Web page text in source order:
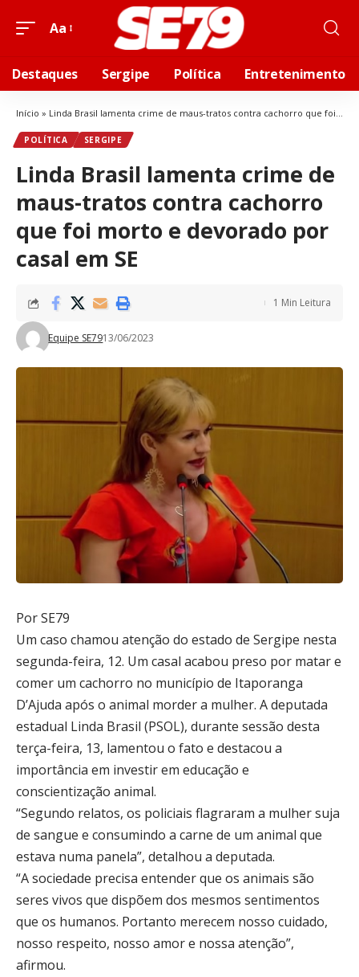
Aa
Destaques Sergipe Política Entretenimento
Início » Linda Brasil lamenta crime de maus-tratos contra cachorro que foi morto e devorado por casal em SE
POLÍTICA SERGIPE
Linda Brasil lamenta crime de
maus-tratos contra cachorro
que foi morto e devorado por
casal em SE
Equipe SE7913/06/2023
1 Min Leitura
Por SE79
Um caso chamou atenção do estado de Sergipe nesta
segunda-feira, 12. Um casal acabou preso por matar e
comer um cachorro no município de Itaporanga
D’Ajuda após o animal morder a mulher. A deputada
estadual Linda Brasil (PSOL), durante sessão desta
terça-feira, 13, lamentou o fato e destacou a
importância em investir em educação e
conscientização animal.
“Segundo relatos, os policiais flagraram a mulher suja
de sangue e consumindo a carne de um animal que
estava numa panela”, detalhou a deputada.
“A sociedade precisa entender que os animais são
seres vivos que dispõem dos mesmos sentimentos
que os humanos. Portanto merecem nosso cuidado,
nosso respeito, nosso amor e nossa atenção”,
afirmou.